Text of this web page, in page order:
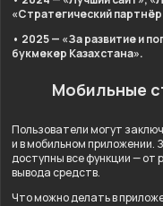
«Стратегический
• 2025 — «За развитие и
букмекер Казахстана».
Мобильные
Пользователи могут
и в мобильном приложении.
доступны все функции — от
вывода средств.
Что можно делать в